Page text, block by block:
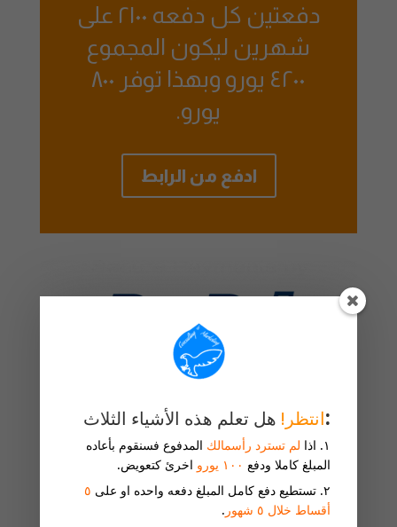
دفعتين كل دفعه ٢١٠٠ على
شهرين ليكون المجموع
٤٢٠٠ يورو وبهذا توفر ٨٠٠
يورو.
ادفع من الرابط
:انتظر! هل تعلم هذه الأشياء الثلاث
١. اذا لم تسترد رأسمالك المدفوع فسنقوم بأعاده
المبلغ كاملا ودفع ١٠٠ يورو
اخرئ كتعويض.
٢. تستطيع دفع كامل المبلغ دفعه واحده او على
٥
أقساط خلال ٥ شهور
.